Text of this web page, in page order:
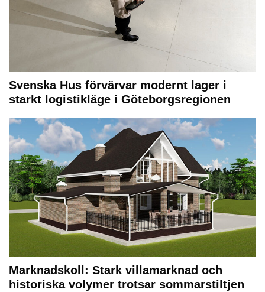
Svenska Hus förvärvar modernt lager i
starkt logistikläge i Göteborgsregionen
Marknadskoll: Stark villamarknad och
historiska volymer trotsar sommarstiltjen